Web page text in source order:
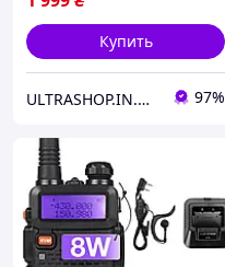
Купить
ULTRASHOP.IN.UA 🛒 Интернет-магазин трендовых гаджетов 97%